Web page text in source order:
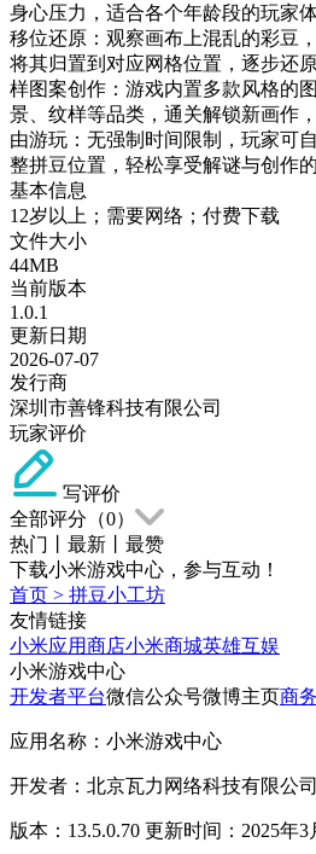
身心压力，适合各个年龄段的玩家
移位还原：观察画布上混乱的彩豆
将其归置到对应网格位置，逐步还
样图案创作：游戏内置多款风格的
景、纹样等品类，通关解锁新画作
由游玩：无强制时间限制，玩家可
整拼豆位置，轻松享受解谜与创作的
基本信息
12岁以上；需要网络；付费下载
文件大小
44MB
当前版本
1.0.1
更新日期
2026-07-07
发行商
深圳市善锋科技有限公司
玩家评价
写评价
全部评分（0）
热门
最新
最赞
下载小米游戏中心，参与互动！
首页 > 拼豆小工坊
友情链接
小米应用商店小米商城英雄互娱
小米游戏中心
开发者平台微信公众号微博主页商
应用名称：小米游戏中心
开发者：北京瓦力网络科技有限公
版本：13.5.0.70 更新时间：2025年3